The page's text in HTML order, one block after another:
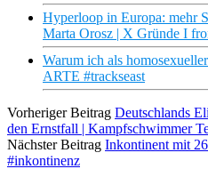
Hyperloop in Europa: mehr
Marta Orosz | X Gründe I
Warum ich als
ARTE #trackseast
Vorheriger Beitrag Deutschlands
den Ernstfall | Kampfschwimmer
Nächster Beitrag Inkontinent mit
#inkontinenz